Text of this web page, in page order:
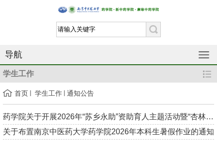
导航
学生工作
首页 学生工作 通知公告
药学院关于开展2026年“苏乡永助”资助育人主题活动暨“杏林筑梦...
关于布置南京中医药大学药学院2026年本科生暑假作业的通知